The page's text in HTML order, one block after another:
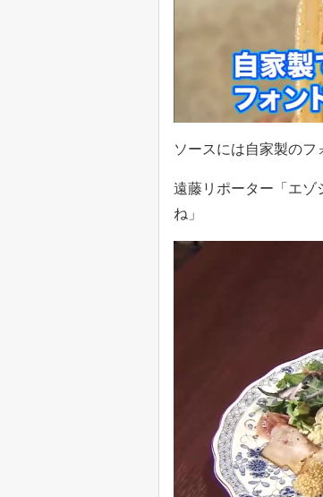
ソースには自家製のフ
遠藤リポーター「エゾ
ね」